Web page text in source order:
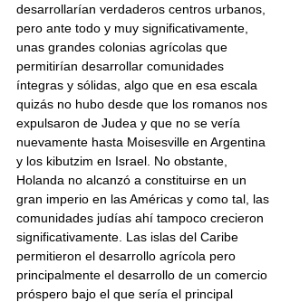
desarrollarían verdaderos centros urbanos,
pero ante todo y muy significativamente,
unas grandes colonias agrícolas que
permitirían desarrollar comunidades
íntegras y sólidas, algo que en esa escala
quizás no hubo desde que los romanos nos
expulsaron de Judea y que no se vería
nuevamente hasta Moisesville en Argentina
y los kibutzim en Israel. No obstante,
Holanda no alcanzó a constituirse en un
gran imperio en las Américas y como tal, las
comunidades judías ahí tampoco crecieron
significativamente. Las islas del Caribe
permitieron el desarrollo agrícola pero
principalmente el desarrollo de un comercio
próspero bajo el que sería el principal